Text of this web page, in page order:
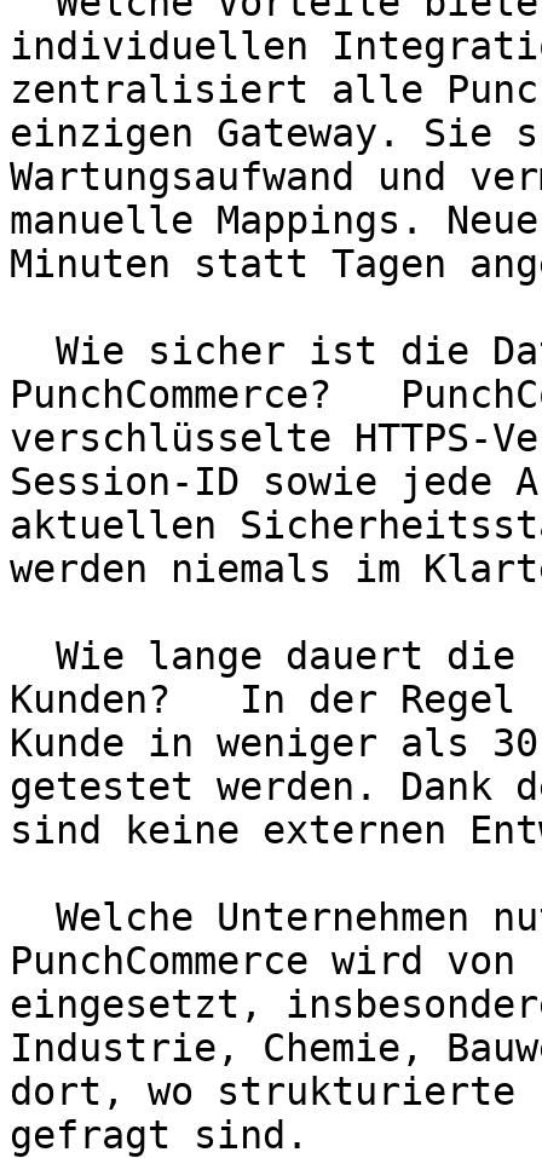
individuellen
zentralisiert alle
einzigen Gateway. Sie
Wartungsaufwand und
manuelle Mappings.
Minuten statt Tagen
PunchCommerce?
verschlüsselte HTTPS-
Session-ID sowie jede
aktuellen
werden niemals im
Kunden?   In der Regel
Kunde in weniger als
getestet werden. Dank
sind keine externen
PunchCommerce wird
eingesetzt,
Industrie, Chemie,
dort, wo strukturierte
gefragt sind.